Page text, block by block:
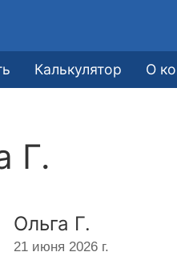
Калькулятор О
Г.
Ольга Г.
21 июня 2026 г.